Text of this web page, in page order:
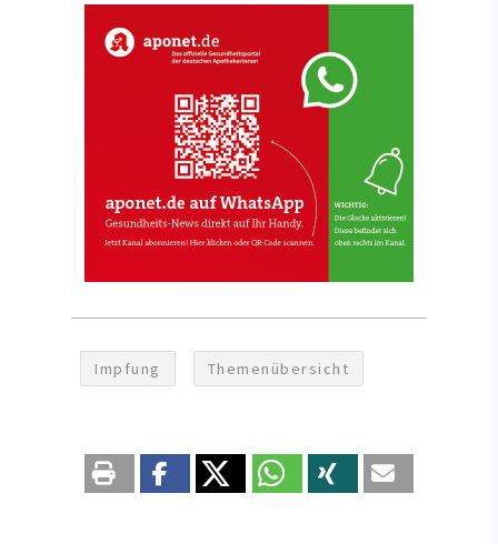
Impfung Themenübersicht